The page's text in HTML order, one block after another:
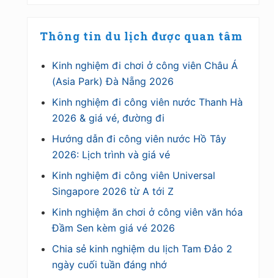
Thông tin du lịch được quan tâm
Kinh nghiệm đi chơi ở công viên Châu Á
(Asia Park) Đà Nẵng 2026
Kinh nghiệm đi công viên nước Thanh Hà
2026 & giá vé, đường đi
Hướng dẫn đi công viên nước Hồ Tây
2026: Lịch trình và giá vé
Kinh nghiệm đi công viên Universal
Singapore 2026 từ A tới Z
Kinh nghiệm ăn chơi ở công viên văn hóa
Đầm Sen kèm giá vé 2026
Chia sẻ kinh nghiệm du lịch Tam Đảo 2
ngày cuối tuần đáng nhớ